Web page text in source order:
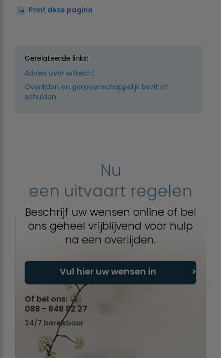
Print deze pagina
Gerelateerde links:
Advies over erfrecht
Overlijden en gemeenschappelijk bezit of
schulden
Nu
een uitvaart regelen
Beschrijf uw wensen online of bel
ons geheel vrijblijvend voor hulp
na een overlijden.
Vul hier uw wensen in
Of bel ons:
088 - 848 82 27
24/7 bereikbaar